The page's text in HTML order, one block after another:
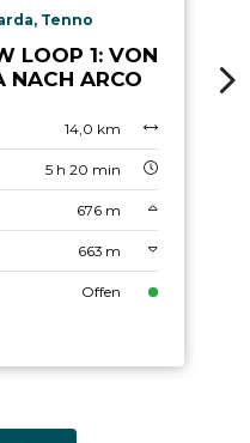
Tenno
LOOP 1: VON
NACH ARCO
14,0 km
5 h 20 min
676 m
663 m
Offen